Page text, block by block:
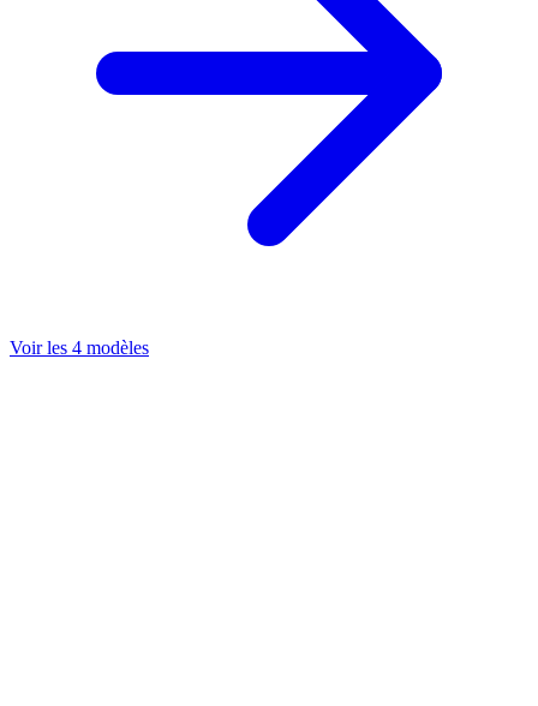
Voir les 4 modèles